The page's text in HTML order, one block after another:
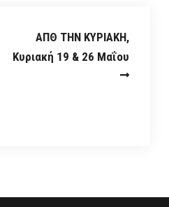
ΑΠΘ ΤΗΝ ΚΥΡΙΑΚΗ,
Κυριακή 19 & 26 Μαΐου